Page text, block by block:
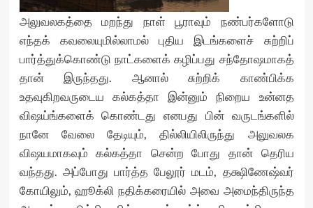
அலுவலகத்தை மறந்து நாள் பூராவும் நண்பர்களோடு
எந்தக் கவலையுமில்லாமல் புதிய இடங்களைச் சுற்றிப்
பார்த்துக்கொண்டு நாட்களைக் கழிப்பது சந்தோஷமாகத்
தான் இருந்தது. ஆனால் சுற்றிக் காண்பிக்க
உதவுகிறவருடைய கல்கத்தா இன்னும் நிறைய உன்னத
விஷய்ங்களைக் கொண்டது எனபது பின் வருடங்களில்
நானே வேலை தேடியும், தில்லியிலிருந்து அலுவலக
விஷயமாகவும் கல்கத்தா சென்ற போது தான் தெரிய
வந்தது. அப்போது பார்த்த பேலூர் மடம், தக்ஷிணேஷ்வர்
கோயிலும், ஹூக்லி நதிக்கரையில் அவை அமைந்திருந்த